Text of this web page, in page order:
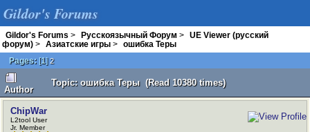
Gildor's Forums
Gildor's Forums > Русскоязычный Форум >
UE Viewer (русский
форум) > Азиатские игры >
ошибка Теры
Pages: [1]2
Author
Topic: ошибка Теры (Read 10380 times)
ChipWar
L2tool User
Jr. Member